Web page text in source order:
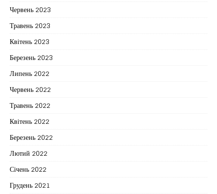
Червень 2023
Травень 2023
Квітень 2023
Березень 2023
Липень 2022
Червень 2022
Травень 2022
Квітень 2022
Березень 2022
Лютий 2022
Січень 2022
Грудень 2021